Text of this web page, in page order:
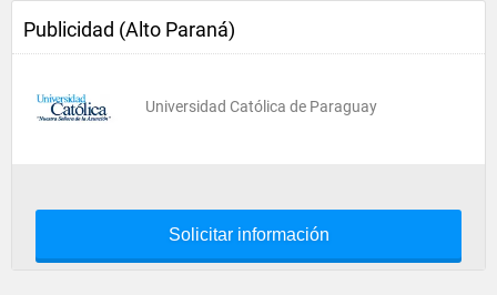
Publicidad (Alto Paraná)
Universidad Católica de Paraguay
Solicitar información